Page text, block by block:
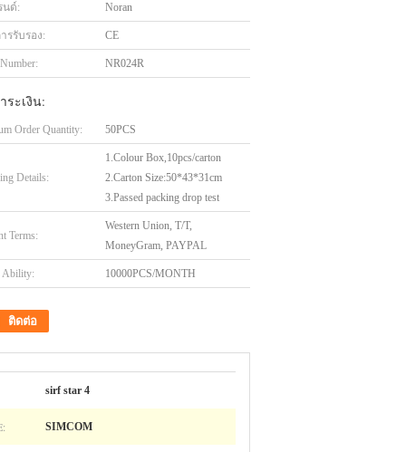
นด์: Noran
รรับรอง: CE
NR024R
ระเงิน:
Order Quantity: 50PCS
Details:
1.Colour Box,10pcs/carton
2.Carton Size:50*43*31cm
3.Passed packing drop test
Terms:
Western Union, T/T,
MoneyGram, PAYPAL
Ability: 10000PCS/MONTH
ติดต่อ
sirf star 4
SIMCOM